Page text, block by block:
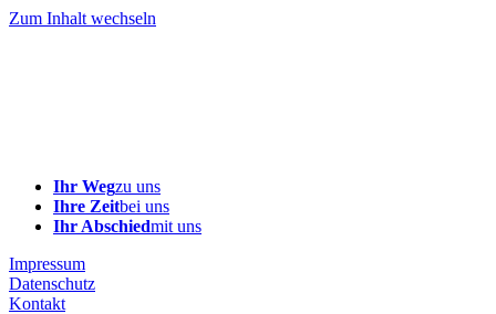
Zum Inhalt wechseln
Ihr Wegzu uns
Ihre Zeitbei uns
Ihr Abschiedmit uns
Impressum
Datenschutz
Kontakt